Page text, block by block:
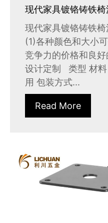
现代家具镀铬铸铁
现代家具镀铬铸铁
(1)各种颜色和大小
竞争力的价格和良
设计定制 类型 材料
用 包装方式...
Read More